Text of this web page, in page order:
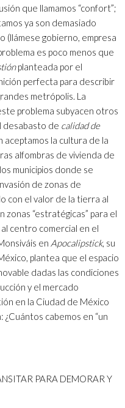
que llamamos “confort”;
ya son demasiado
(llámese gobierno, empresa
es poco menos que
planteada por el
perfecta para describir
metrópolis. La
problema subyacen otros
desabasto de calidad de
aceptamos la cultura de la
alfombras de vivienda de
municipios donde se
de zonas de
con el valor de la tierra al
“estratégicas” para el
centro comercial en el
en Apocalipstick, su
plantea que el espacio
dadas las condiciones
y el mercado
en la Ciudad de México
cabemos en “un
PARA DEMORAR Y